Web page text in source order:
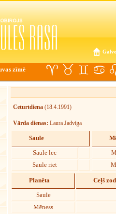
zīmē
Ceturtdiena (18.4.1991)
Vārda dienas: Laura Jadviga
Saule
Saule lec
Saule riet
Planēta Ceļš
Saule
Mēness